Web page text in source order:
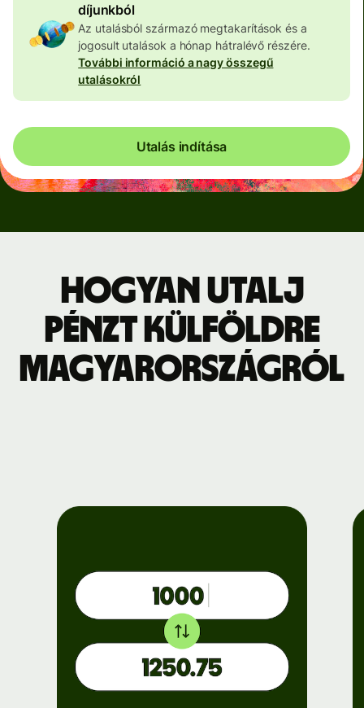
díjunkból
Az utalásból származó megtakarítások és a
jogosult utalások a hónap hátralévő részére.
További információ a nagy összegű
utalásokról
Utalás indítása
Hogyan utalj
pénzt külföldre
Magyarországról